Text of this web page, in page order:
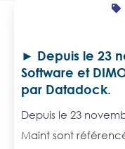
Depuis le 23
Software et
par Datadock.
Depuis le 23
Maint sont